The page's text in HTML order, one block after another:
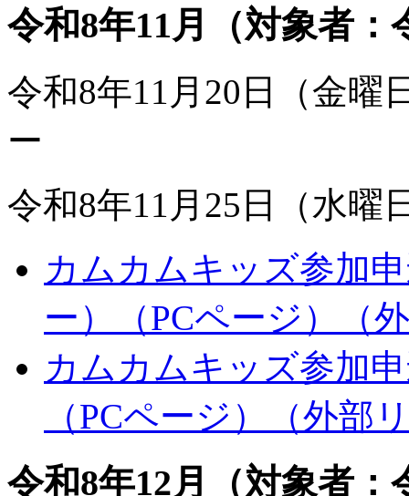
令和8年11月（対象者：
令和8年11月20日（金曜
ー
令和8年11月25日（水曜
カムカムキッズ参加
ー）（PCページ）
（
カムカムキッズ参加
（PCページ）
（外部
令和8年12月（対象者：